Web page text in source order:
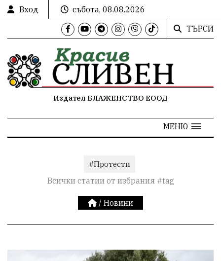
Вход
събота, 08.08.2026
ТЪРСИ
Издател БЛАЖЕНСТВО ЕООД
МЕНЮ
#Протести
Всички статии от избрания #tag
/ Новини